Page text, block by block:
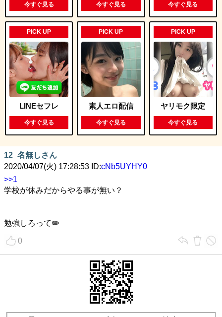
今すぐ見る 今すぐ見る 今すぐ見る
PICK UP
LINEセフレ
今すぐ見る
PICK UP
素人エロ配信
今すぐ見る
PICK UP
ヤリモク限定
今すぐ見る
12 名無しさん
2020/04/07(火) 17:28:53 ID:cNb5UYHY0
>>1
学校が休みだからやる事が無い？
勉強しろって✏️
0